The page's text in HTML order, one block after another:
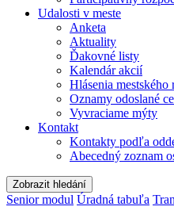
Udalosti v meste
Anketa
Aktuality
Ďakovné listy
Kalendár akcií
Hlásenia mestského
Oznamy odoslané
Vyvraciame mýty
Kontakt
Kontakty podľa
Abecedný zoznam
Zobrazit hledání
Senior modul Úradná tabuľa